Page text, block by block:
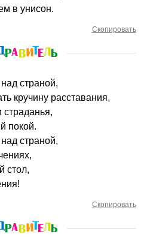
в унисон.
Скопировать
страной,
кручину расставания,
страданья,
покой.
страной,
стол,
Скопировать